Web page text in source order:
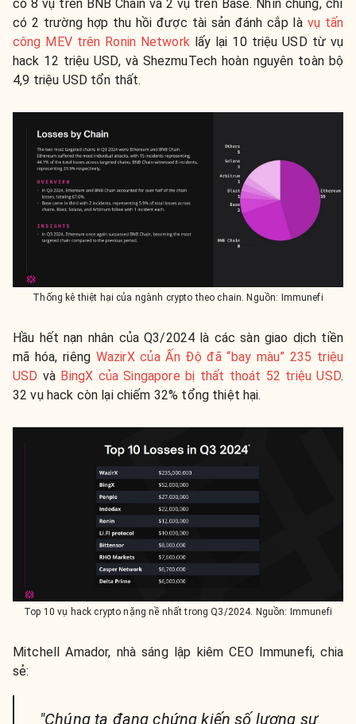
có 8 vụ trên BNB Chain và 2 vụ trên Base. Nhìn chung, chỉ
có 2 trường hợp thu hồi được tài sản đánh cắp là vụ tấn
công MEV trên Ronin Network lấy lại 10 triệu USD từ vụ
hack 12 triệu USD, và ShezmuTech hoàn nguyên toàn bộ
4,9 triệu USD tổn thất.
Thống kê thiệt hại của ngành crypto theo chain. Nguồn: Immunefi
Hầu hết nạn nhân của Q3/2024 là các sàn giao dịch tiền
mã hóa, riêng WazirX của Ấn Độ đã “bay màu” 235 triệu
USD và BingX của Singapore bị thất thoát 52 triệu USD.
32 vụ hack còn lại chiếm 32% tổng thiệt hại.
Top 10 vụ hack crypto nặng nề nhất trong Q3/2024. Nguồn: Immunefi
Mitchell Amador, nhà sáng lập kiêm CEO Immunefi, chia
sẻ:
"Chúng ta đang chứng kiến số lượng sự